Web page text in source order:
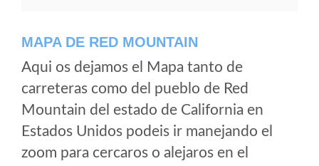
MAPA DE RED MOUNTAIN
Aqui os dejamos el Mapa tanto de
carreteras como del pueblo de Red
Mountain del estado de California en
Estados Unidos podeis ir manejando el
zoom para cercaros o alejaros en el